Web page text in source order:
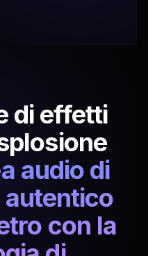
di effetti
audio di
con la